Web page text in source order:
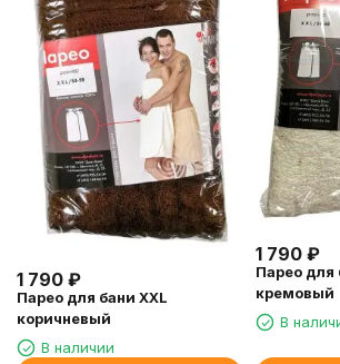
1 790 ₽
Парео для бани XXL
коричневый
В наличии
1 790 ₽
Парео для
кремовый
В